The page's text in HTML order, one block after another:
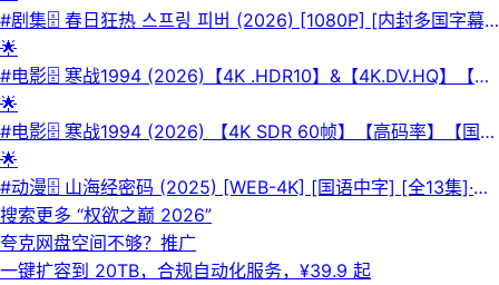
短剧《吾岸番外》网盘资源分享
#剧集🗄 春日狂热 스프링 피버 (2026) [1080P] [内封多国字幕]
[全12集]·📜介绍：改编自白敏雅作家的同名小说，讲述了尹春
在首尔受伤后搬至新水邑乡村，开始了交换教师的新生活，并在
那里遇见宣在奎后，两人之间逐渐发展出一段爱情的故事。·💾
夸克网盘| 💾百度网盘| 💿迅雷网盘·📁 大小：30.1GB🏷 标签：
#剧情 #喜剧 #爱情 #春日狂热⬇️【评论区可搜索】 | 🔍网盘专搜
🌟
#电影🗄 寒战1994 (2026)【4K .HDR10】&【4K.DV.HQ】【高
码率】【国粤双语】【内嵌简英】【吴彦祖 /吴慷仁】【动作/
犯罪】【火热电影】【45.8G】📜介绍：作为《寒战》前传系列
作品，故事聚焦于1994年的香港。彼时正值香港回归前夕，社
会局势风云变幻，警队内部暗流涌动。面对前所未有的治安危机
与政治角力，年轻一代的警界精英们在权力、信仰与义气之间面
临严峻考验，并由此揭开了未来数十年警队高层权力博弈的序
幕。💾夸克网盘| 💿迅雷网盘| 💾百度网盘📁 大小：X🏷 标签：
🌟
#电影🗄 寒战1994 (2026) 【4K SDR 60帧】【高码率】【国粤
双语】【FLAC无损HIFI声】【动作/犯罪】【15.4G】📜介绍：
作为《寒战》前传系列作品，故事聚焦于1994年的香港。彼时
正值香港回归前夕，社会局势风云变幻，警队内部暗流涌动。面
对前所未有的治安危机与政治角力，年轻一代的警界精英们在权
力、信仰与义气之间面临严峻考验，并由此揭开了未来数十年警
🌟
#动漫🗄 山海经密码 (2025) [WEB-4K] [国语中字] [全13集]·📜
介绍：4000年前，出逃王宫的商朝王孙有莘不破救下太一宗弟
子江离，两人结伴游荡荒原，入商队、遭异兽、遇天劫，属于少
年的冒险正在展开。在他们的身后，王朝交替、山雨欲来，夏商
搜索更多 “权欲之巅 2026”
夸克网盘空间不够？ 推广
一键扩容到 20TB，合规自动化服务，¥39.9 起